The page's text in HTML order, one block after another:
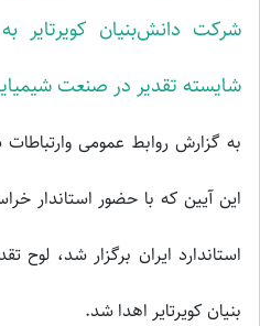
شرکت دانش‌بنیان کویرتایر
شایسته تقدیر در صنعت
به گزارش روابط عمومی
این آیین که با حضور استاندار
استاندارد ایران برگزار شد،
بنیان کویرتایر اهدا شد.